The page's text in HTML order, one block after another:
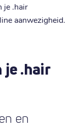
je .hair
aanwezigheid.
je .hair
en